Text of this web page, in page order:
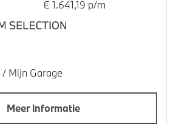
€ 1.641,19 p/m
Mijn Garage
Meer informatie